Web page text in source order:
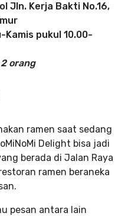
Jln. Kerja Bakti No.16,
pukul 10.00-
orang
ramen saat sedang
Delight bisa jadi
berada di Jalan Raya
ramen beraneka
pesan antara lain